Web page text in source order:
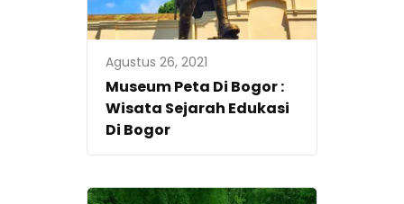
Agustus 26, 2021
Museum Peta Di Bogor :
Wisata Sejarah Edukasi
Di Bogor